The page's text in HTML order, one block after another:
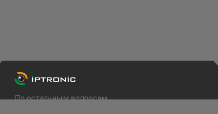
По остальным вопросам